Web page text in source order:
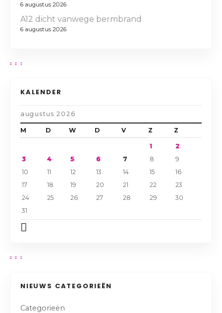
6 augustus 2026
A12 dicht vanwege bermbrand
6 augustus 2026
KALENDER
augustus 2026
M D W D V Z Z
1
2
3
4 5 6 7 8
9
10
11 12 13 14 15
16
17
18 19 20 21 22
23
24
25 26 27 28 29
30
31
NIEUWS CATEGORIEËN
Categorieën